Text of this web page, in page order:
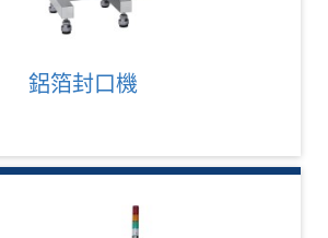
鋁箔封口機